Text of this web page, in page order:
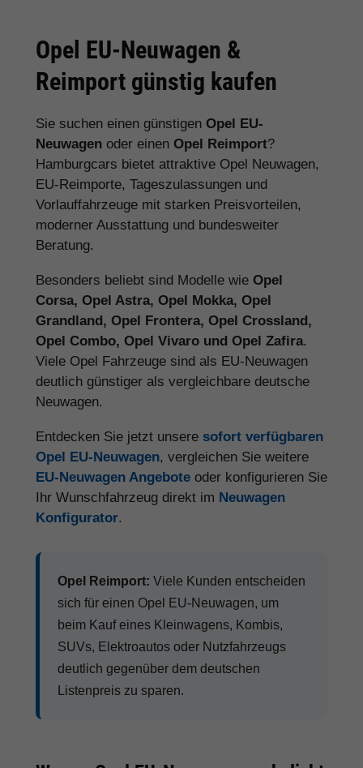
Opel EU-Neuwagen &
Reimport günstig kaufen
Sie suchen einen günstigen Opel EU-
Neuwagen oder einen Opel Reimport?
Hamburgcars bietet attraktive Opel Neuwagen,
EU-Reimporte, Tageszulassungen und
Vorlauffahrzeuge mit starken Preisvorteilen,
moderner Ausstattung und bundesweiter
Beratung.
Besonders beliebt sind Modelle wie Opel
Corsa, Opel Astra, Opel Mokka, Opel
Grandland, Opel Frontera, Opel Crossland,
Opel Combo, Opel Vivaro und Opel Zafira.
Viele Opel Fahrzeuge sind als EU-Neuwagen
deutlich günstiger als vergleichbare deutsche
Neuwagen.
Entdecken Sie jetzt unsere sofort verfügbaren
Opel EU-Neuwagen, vergleichen Sie weitere
EU-Neuwagen Angebote oder konfigurieren Sie
Ihr Wunschfahrzeug direkt im Neuwagen
Konfigurator.
Opel Reimport: Viele Kunden entscheiden
sich für einen Opel EU-Neuwagen, um
beim Kauf eines Kleinwagens, Kombis,
SUVs, Elektroautos oder Nutzfahrzeugs
deutlich gegenüber dem deutschen
Listenpreis zu sparen.